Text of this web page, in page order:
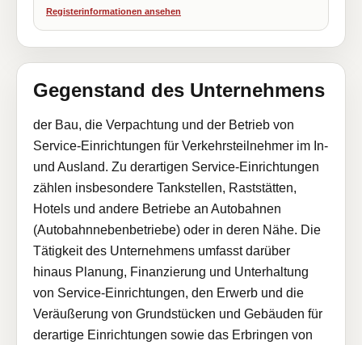
Registerinformationen ansehen
Gegenstand des Unternehmens
der Bau, die Verpachtung und der Betrieb von
Service-Einrichtungen für Verkehrsteilnehmer im In-
und Ausland. Zu derartigen Service-Einrichtungen
zählen insbesondere Tankstellen, Raststätten,
Hotels und andere Betriebe an Autobahnen
(Autobahnnebenbetriebe) oder in deren Nähe. Die
Tätigkeit des Unternehmens umfasst darüber
hinaus Planung, Finanzierung und Unterhaltung
von Service-Einrichtungen, den Erwerb und die
Veräußerung von Grundstücken und Gebäuden für
derartige Einrichtungen sowie das Erbringen von